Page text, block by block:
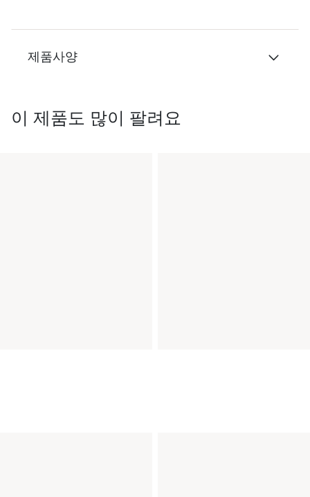
제품사양
이 제품도 많이 팔려요